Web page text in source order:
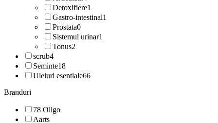
Detoxifiere1
Gastro-intestinal1
Prostata0
Sistemul urinar1
Tonus2
scrub4
Seminte18
Uleiuri esentiale66
Branduri
78 Oligo
Aarts